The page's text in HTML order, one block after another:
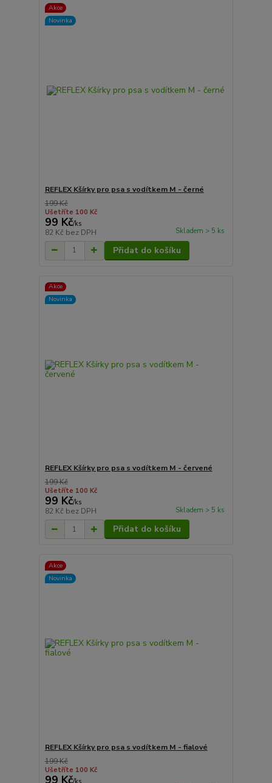
Akce
Novinka
REFLEX Kšírky pro psa s vodítkem M - černé
199 Kč
Ušetříte 100 Kč
99 Kč/ks
82 Kč bez DPH Skladem > 5 ks
Přidat do košíku
Akce
Novinka
REFLEX Kšírky pro psa s vodítkem M - červené
199 Kč
Ušetříte 100 Kč
99 Kč/ks
82 Kč bez DPH Skladem > 5 ks
Přidat do košíku
Akce
Novinka
REFLEX Kšírky pro psa s vodítkem M - fialové
199 Kč
Ušetříte 100 Kč
99 Kč